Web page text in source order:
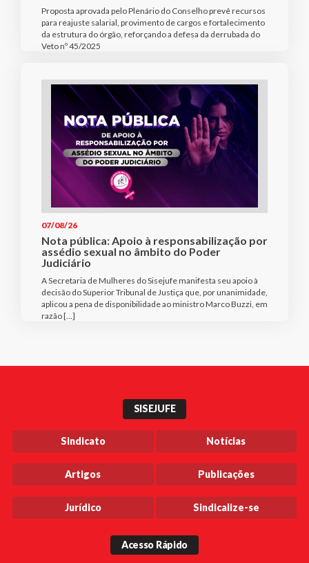
Proposta aprovada pelo Plenário do Conselho prevê recursos
para reajuste salarial, provimento de cargos e fortalecimento
da estrutura do órgão, reforçando a defesa da derrubada do
Veto nº 45/2025
07/08/26
Nota pública: Apoio à responsabilização por
assédio sexual no âmbito do Poder
Judiciário
A Secretaria de Mulheres do Sisejufe manifesta seu apoio à
decisão do Superior Tribunal de Justiça que, por unanimidade,
aplicou a pena de disponibilidade ao ministro Marco Buzzi, em
razão […]
SISEJUFE
Sindicato Notícias
Artigos Publicações
Jurídico Sindicalize-se
Acesso Rápido